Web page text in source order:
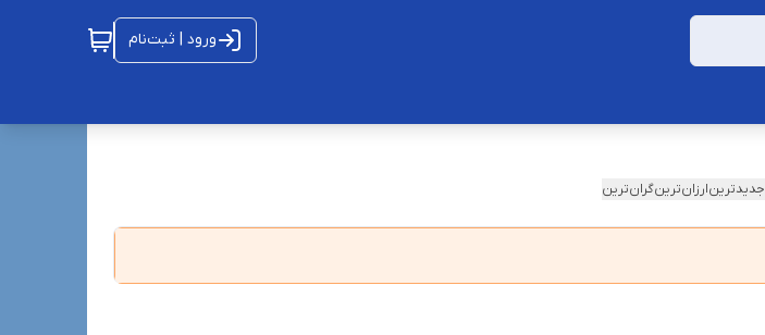
ورود | ثبت‌نام
جدیدترینارزان‌ترینگران‌ترین